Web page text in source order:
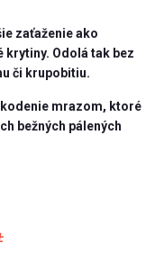
zaťaženie ako
krytiny. Odolá tak bez
či krupobitiu.
mrazom, ktoré
bežných pálených